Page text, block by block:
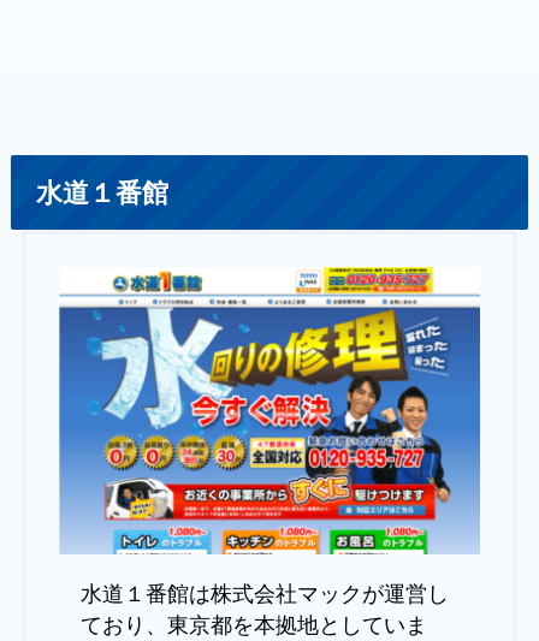
水道１番館
水道１番館は株式会社マックが運営し
ており、東京都を本拠地としていま